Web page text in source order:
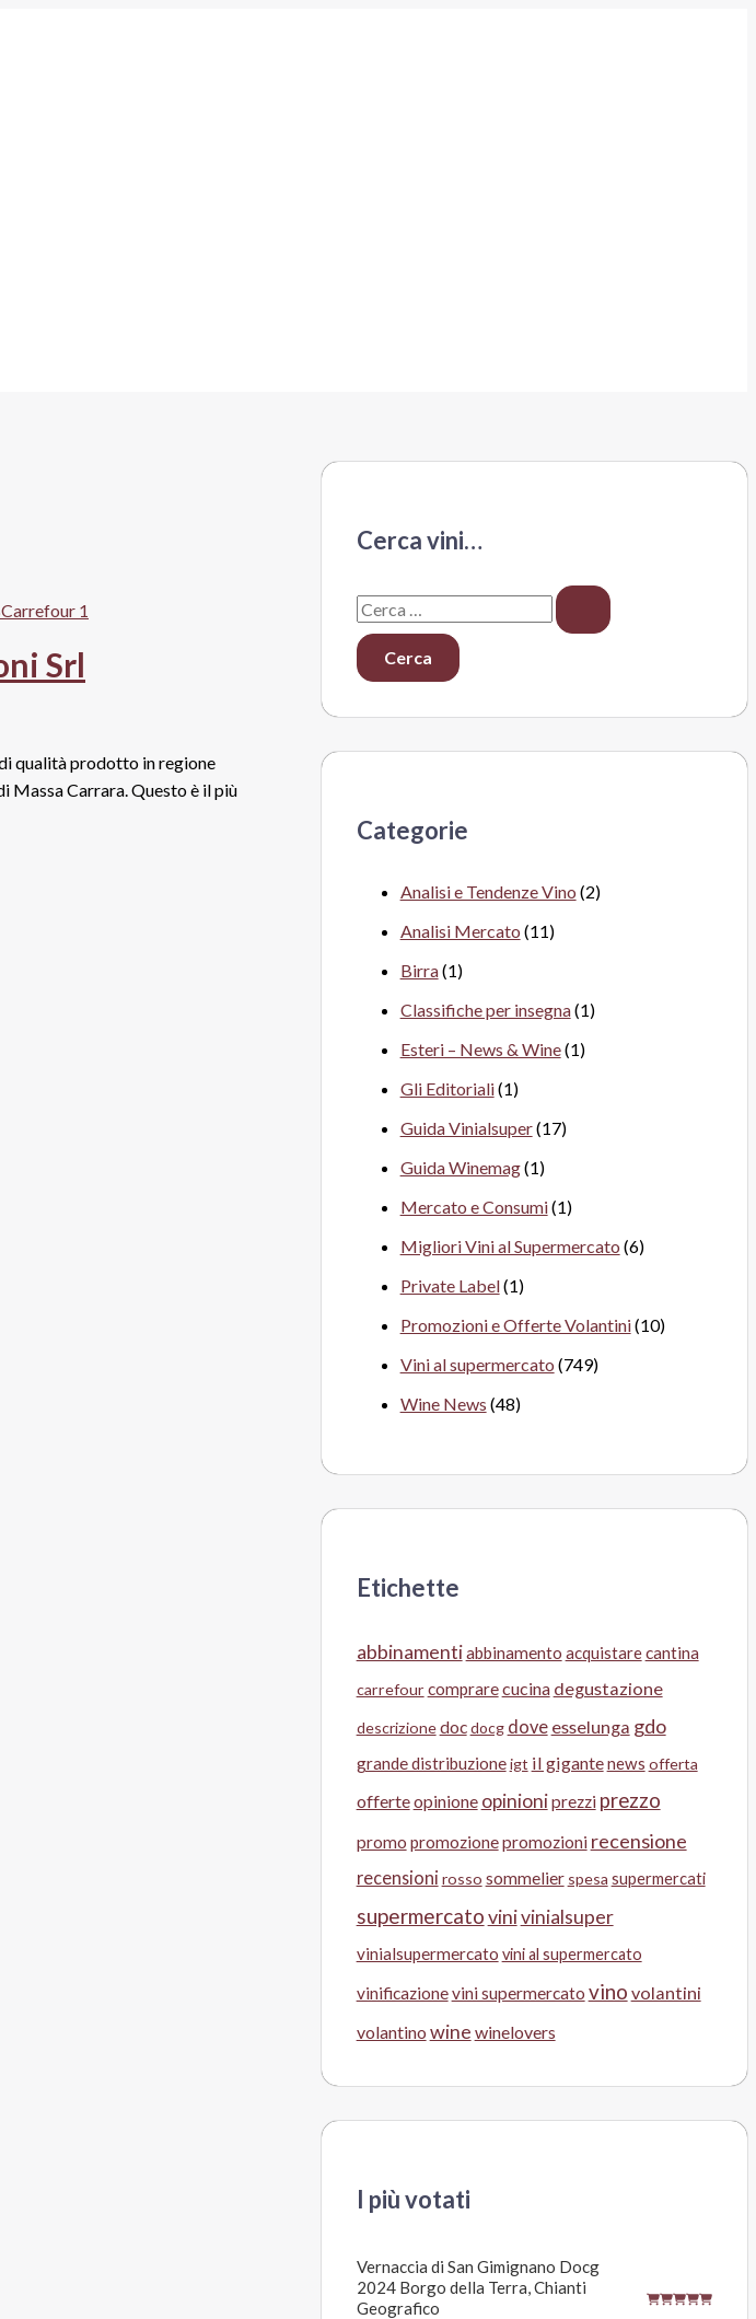
Srl
qualità prodotto in regione
Massa Carrara. Questo è il più
Cerca vini…
C
e
r
Categorie
Analisi e Tendenze Vino (2)
Analisi Mercato (11)
Birra(1)
Classifiche per insegna(1)
Esteri – News & Wine(1)
Gli Editoriali(1)
Guida Vinialsuper(17)
Guida Winemag(1)
Mercato e Consumi(1)
Migliori Vini al Supermercato (6)
Private Label(1)
Promozioni e Offerte Volantini(10)
Vini al supermercato (749)
Wine News (48)
Etichette
abbinamentiabbinamento acquistarecantina
carrefour comprarecucina degustazione
descrizionedocdocg dove esselunga gdo
grande distribuzioneigt il gigantenews offerta
offerteopinione opinioniprezzi prezzo
promo promozionepromozioni recensione
recensioni rosso sommelier spesa supermercati
supermercatovinivinialsuper
vinialsupermercato vini al supermercato
vinificazionevini supermercato vino volantini
volantino wine winelovers
I più votati
Vernaccia di San Gimignano Docg
2024 Borgo della Terra, Chianti
Geografico